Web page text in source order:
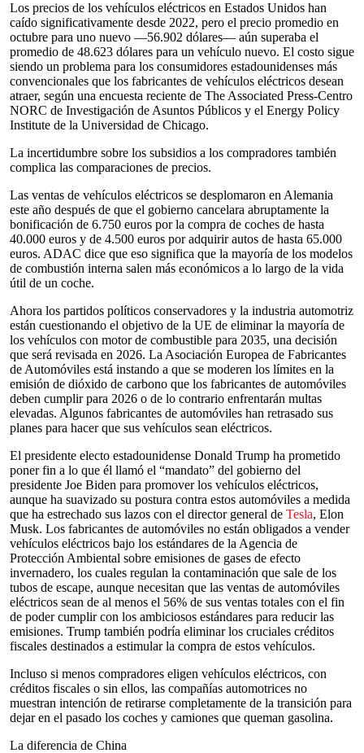
Los precios de los vehículos eléctricos en Estados Unidos han
caído significativamente desde 2022, pero el precio promedio en
octubre para uno nuevo —56.902 dólares— aún superaba el
promedio de 48.623 dólares para un vehículo nuevo. El costo sigue
siendo un problema para los consumidores estadounidenses más
convencionales que los fabricantes de vehículos eléctricos desean
atraer, según una encuesta reciente de The Associated Press-Centro
NORC de Investigación de Asuntos Públicos y el Energy Policy
Institute de la Universidad de Chicago.
La incertidumbre sobre los subsidios a los compradores también
complica las comparaciones de precios.
Las ventas de vehículos eléctricos se desplomaron en Alemania
este año después de que el gobierno cancelara abruptamente la
bonificación de 6.750 euros por la compra de coches de hasta
40.000 euros y de 4.500 euros por adquirir autos de hasta 65.000
euros. ADAC dice que eso significa que la mayoría de los modelos
de combustión interna salen más económicos a lo largo de la vida
útil de un coche.
Ahora los partidos políticos conservadores y la industria automotriz
están cuestionando el objetivo de la UE de eliminar la mayoría de
los vehículos con motor de combustible para 2035, una decisión
que será revisada en 2026. La Asociación Europea de Fabricantes
de Automóviles está instando a que se moderen los límites en la
emisión de dióxido de carbono que los fabricantes de automóviles
deben cumplir para 2026 o de lo contrario enfrentarán multas
elevadas. Algunos fabricantes de automóviles han retrasado sus
planes para hacer que sus vehículos sean eléctricos.
El presidente electo estadounidense Donald Trump ha prometido
poner fin a lo que él llamó el “mandato” del gobierno del
presidente Joe Biden para promover los vehículos eléctricos,
aunque ha suavizado su postura contra estos automóviles a medida
que ha estrechado sus lazos con el director general de Tesla, Elon
Musk. Los fabricantes de automóviles no están obligados a vender
vehículos eléctricos bajo los estándares de la Agencia de
Protección Ambiental sobre emisiones de gases de efecto
invernadero, los cuales regulan la contaminación que sale de los
tubos de escape, aunque necesitan que las ventas de automóviles
eléctricos sean de al menos el 56% de sus ventas totales con el fin
de poder cumplir con los ambiciosos estándares para reducir las
emisiones. Trump también podría eliminar los cruciales créditos
fiscales destinados a estimular la compra de estos vehículos.
Incluso si menos compradores eligen vehículos eléctricos, con
créditos fiscales o sin ellos, las compañías automotrices no
muestran intención de retirarse completamente de la transición para
dejar en el pasado los coches y camiones que queman gasolina.
La diferencia de China